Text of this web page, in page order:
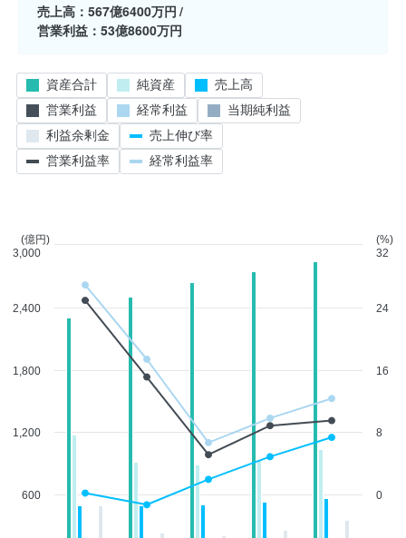
売上高
567億6400万円
営業利益
53億8600万円
600
1,200
1,800
2,400
(億円)
3,000
0
8
16
24
(%)
32
資産合計 純資産
売上高
営業利益
経常利益
当期純利益
利益余剰金
売上伸び率
営業利益率
経常利益率